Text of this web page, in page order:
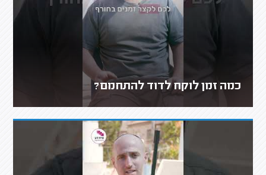
כמה זמן לוקח לדוד להתחמם?